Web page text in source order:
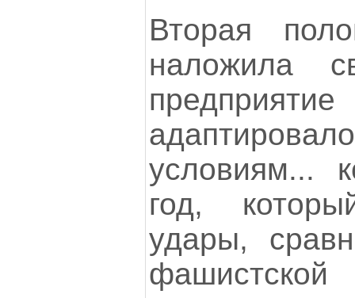
Вторая
наложила
условиям...
год,
удары,